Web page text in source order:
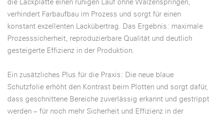
verhindert Farbaufbau im Prozess und sorgt für einen
konstant exzellenten Lackübertrag. Das Ergebnis: maximale
Prozesssicherheit, reproduzierbare Qualität und deutlich
gesteigerte Effizienz in der Produktion.
Ein zusätzliches Plus für die Praxis: Die neue blaue
Schutzfolie erhöht den Kontrast beim Plotten und sorgt dafür,
dass geschnittene Bereiche zuverlässig erkannt und gestrippt
werden – für noch mehr Sicherheit und Effizienz in der